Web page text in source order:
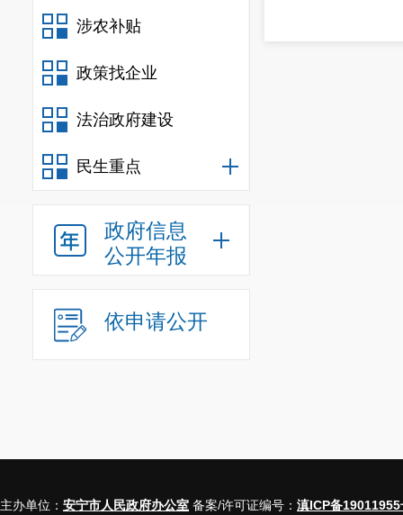
涉农补贴
政策找企业
法治政府建设
民生重点
政府信息
公开年报
依申请公开
主办单位： 安宁市人民政府办公室 备案/许可证编号： 滇ICP备